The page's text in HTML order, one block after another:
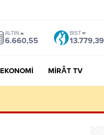
ALTIN
6.660,55
BIST
13.779,39
EKONOMI MIRÂT TV